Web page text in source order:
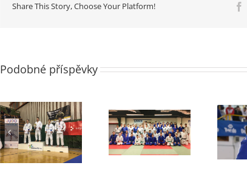
Share This Story, Choose Your Platform!
Podobné příspěvky
Liberecký SCM
sraz
Filípek Ivanka si
veze zlato ze
Španělska!